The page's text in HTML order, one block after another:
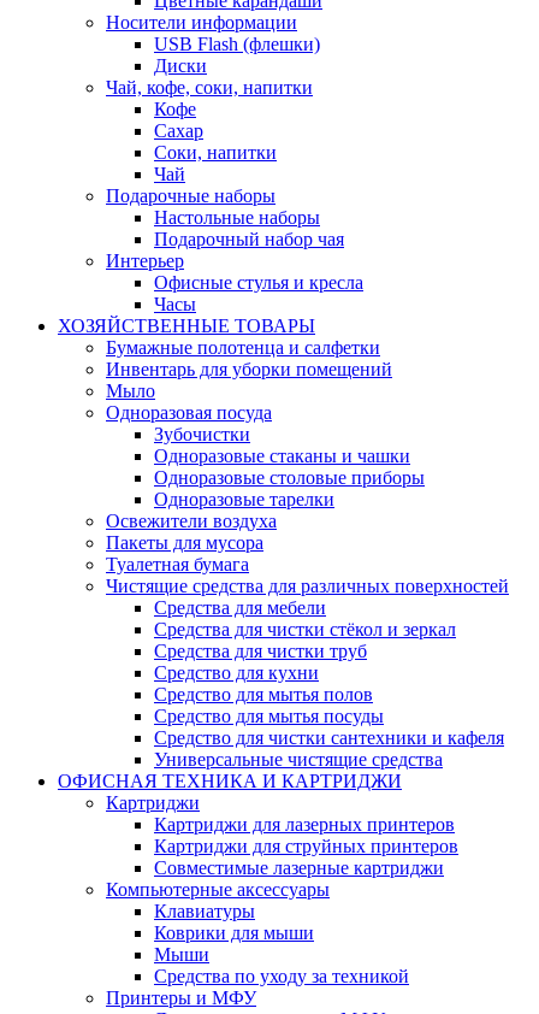
Носители информации
USB Flash (флешки)
Диски
Чай, кофе, соки, напитки
Кофе
Сахар
Соки, напитки
Чай
Подарочные наборы
Настольные наборы
Подарочный набор чая
Интерьер
Офисные стулья и кресла
Часы
ХОЗЯЙСТВЕННЫЕ ТОВАРЫ
Бумажные полотенца и салфетки
Инвентарь для уборки помещений
Мыло
Одноразовая посуда
Зубочистки
Одноразовые стаканы и чашки
Одноразовые столовые приборы
Одноразовые тарелки
Освежители воздуха
Пакеты для мусора
Туалетная бумага
Чистящие средства для различных поверхностей
Средства для мебели
Средства для чистки стёкол и зеркал
Средства для чистки труб
Средство для кухни
Средство для мытья полов
Средство для мытья посуды
Средство для чистки сантехники и кафеля
Универсальные чистящие средства
ОФИСНАЯ ТЕХНИКА И КАРТРИДЖИ
Картриджи
Картриджи для лазерных принтеров
Картриджи для струйных принтеров
Совместимые лазерные картриджи
Компьютерные аксессуары
Клавиатуры
Коврики для мыши
Мыши
Средства по уходу за техникой
Принтеры и МФУ